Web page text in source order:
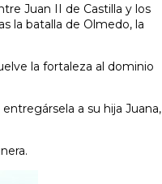
Juan II de Castilla y los
la batalla de Olmedo, la
la fortaleza al dominio
a su hija Juana,